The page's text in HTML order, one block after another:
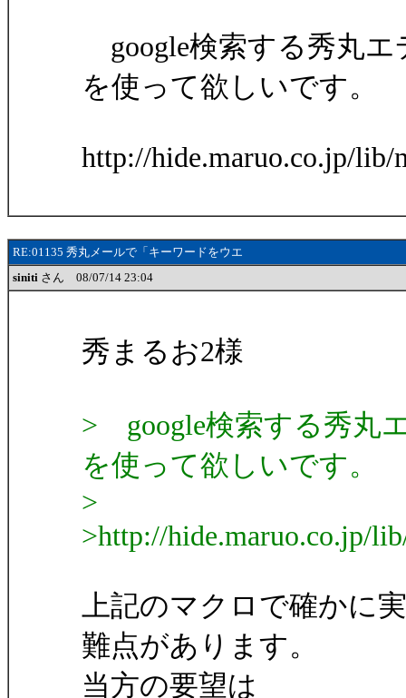
google検索する秀丸
を使って欲しいです。
http://hide.maruo.co.jp/lib/
RE:01135 秀丸メールで「キーワードをウエ
siniti さん 08/07/14 23:04
秀まるお2様
> google検索する秀丸
を使って欲しいです。
>
>http://hide.maruo.co.jp/
上記のマクロで確かに
難点があります。
当方の要望は